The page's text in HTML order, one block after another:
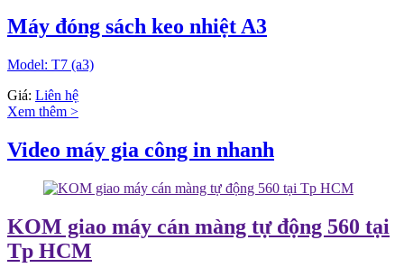
Máy đóng sách keo nhiệt A3
Model: T7 (a3)
Giá: Liên hệ
Xem thêm >
Video máy gia công in nhanh
KOM giao máy cán màng tự động 560 tại
Tp HCM